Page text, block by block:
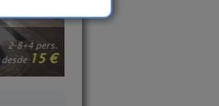
2-8+4 pers.
desde 15 €